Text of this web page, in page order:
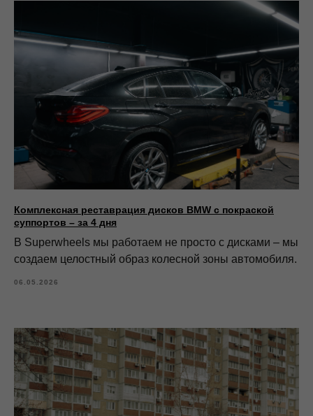
Комплексная реставрация дисков BMW с покраской
суппортов – за 4 дня
В Superwheels мы работаем не просто с дисками – мы
создаем целостный образ колесной зоны автомобиля.
06.05.2026